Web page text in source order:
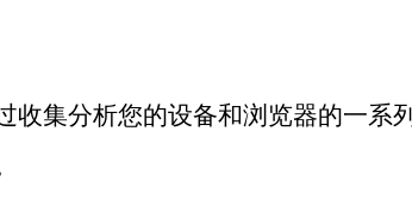
收集分析您的设备和浏览器的一系